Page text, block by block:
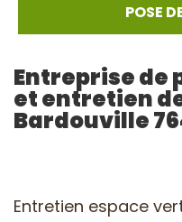
POSE
Entreprise de
et entretien
Bardouville
Entretien espace